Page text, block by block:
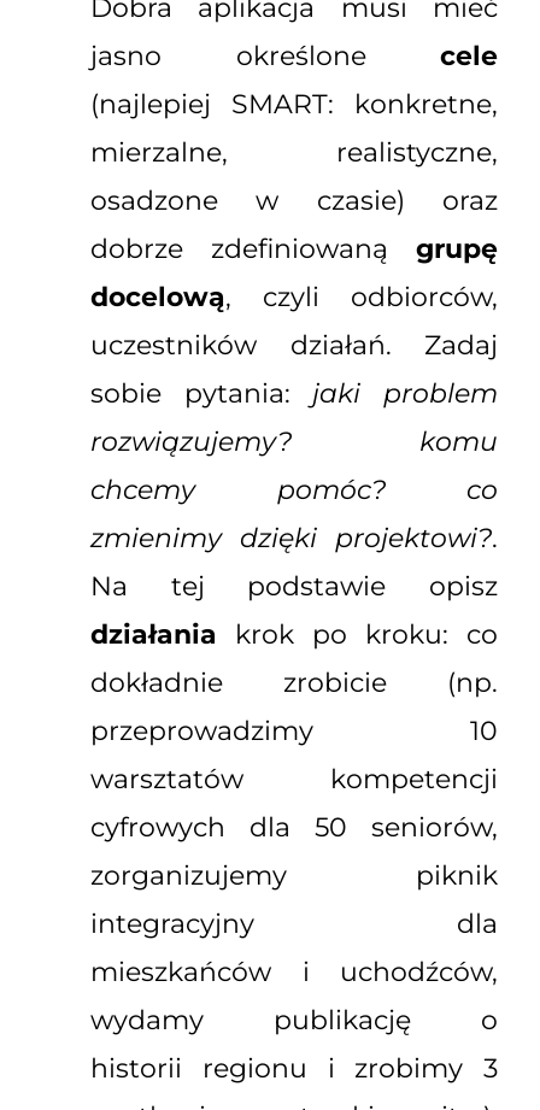
Dobra aplikacja musi mieć
jasno określone cele
(najlepiej SMART: konkretne,
mierzalne, realistyczne,
osadzone w czasie) oraz
dobrze zdefiniowaną grupę
docelową, czyli odbiorców,
uczestników działań. Zadaj
sobie pytania: jaki problem
rozwiązujemy? komu
chcemy pomóc? co
zmienimy dzięki projektowi?.
Na tej podstawie opisz
działania krok po kroku: co
dokładnie zrobicie (np.
przeprowadzimy 10
warsztatów kompetencji
cyfrowych dla 50 seniorów,
zorganizujemy piknik
integracyjny dla
mieszkańców i uchodźców,
wydamy publikację o
historii regionu i zrobimy 3